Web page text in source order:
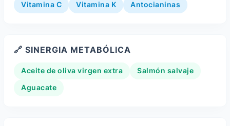
Vitamina C Vitamina K Antocianinas
🔗 SINERGIA METABÓLICA
Aceite de oliva virgen extra Salmón salvaje
Aguacate